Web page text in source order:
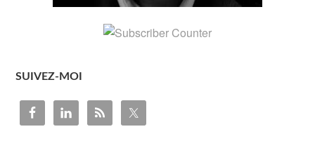
SUIVEZ-MOI